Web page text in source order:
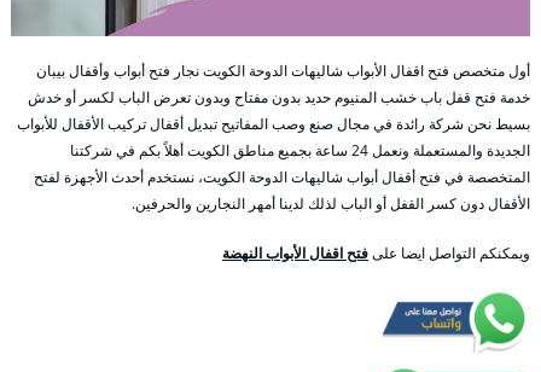
أول متخصص فتح اقفال الأبواب شاليهات الدوحة الكويت نجار فتح أبواب وأقفال بيبان
خدمة فتح قفل باب خشب المنيوم حديد بدون مفتاح وبدون تعرض الباب لكسر أو خدش
بسيط نحن شركة رائدة في مجال صنع وصب المفاتيح تبديل أقفال تركيب الأقفال للأبواب
الجديدة والمستعملة ونعمل 24 ساعة بجميع مناطق الكويت أهلاً بكم في شركتنا
المتخصصة في فتح أقفال أبواب شاليهات الدوحة الكويت، نستخدم أحدث الأجهزة لفتح
الأقفال دون كسر القفل أو الباب لذلك لدينا أمهر النجارين والحرفين.
ويمكنكم التواصل ايضا علىفتح اقفال الأبواب النهضة